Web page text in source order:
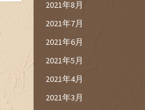
2021年8月
2021年7月
2021年6月
2021年5月
2021年4月
2021年3月